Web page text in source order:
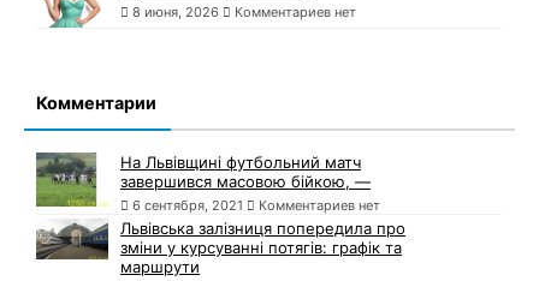
8 июня, 2026 Комментариев нет
Комментарии
На Львівщині футбольний матч
завершився масовою бійкою, —
6 сентября, 2021 Комментариев нет
Львівська залізниця попередила про
зміни у курсуванні потягів: графік та
маршрути